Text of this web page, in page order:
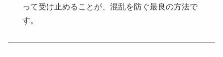
って受け止めることが、混乱を防ぐ最良の方法で
す。